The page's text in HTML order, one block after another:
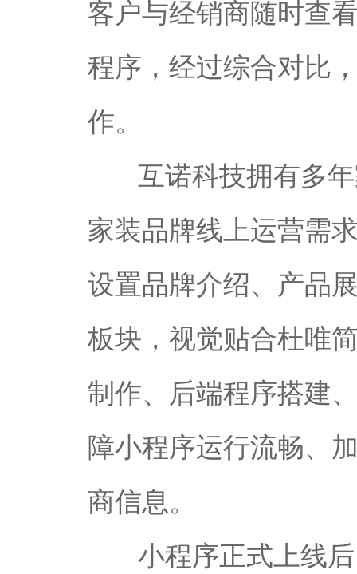
客户与经销商随时查
程序，经过综合对比
作。
互诺科技拥有多
家装品牌线上运营需
设置品牌介绍、产品
板块，视觉贴合杜唯
制作、后端程序搭建
障小程序运行流畅、
商信息。
小程序正式上线